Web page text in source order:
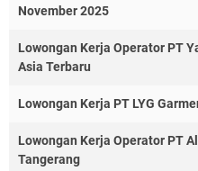
November 2025
Lowongan Kerja Operator PT
Asia Terbaru
Lowongan Kerja PT LYG
Lowongan Kerja Operator PT
Tangerang